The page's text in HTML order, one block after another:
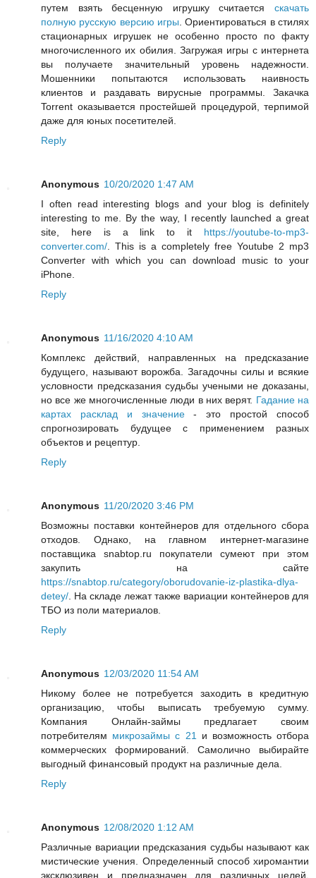
путем взять бесценную игрушку считается скачать
полную русскую версию игры . Ориентироваться в стилях
стационарных игрушек не особенно просто по факту
многочисленного их обилия. Загружая игры с интернета
вы получаете значительный уровень надежности.
Мошенники попытаются использовать наивность
клиентов и раздавать вирусные программы. Закачка
Torrent оказывается простейшей процедурой, терпимой
даже для юных посетителей.
Reply
Anonymous 10/20/2020 1:47 AM
I often read interesting blogs and your blog is definitely
interesting to me. By the way, I recently launched a great
site, here is a link to it https://youtube-to-mp3-
converter.com/ . This is a completely free Youtube 2 mp3
Converter with which you can download music to your
iPhone.
Reply
Anonymous 11/16/2020 4:10 AM
Комплекс действий, направленных на предсказание
будущего, называют ворожба. Загадочны силы и всякие
условности предсказания судьбы учеными не доказаны,
но все же многочисленные люди в них верят. Гадание на
картах расклад и значение- это простой способ
спрогнозировать будущее с применением разных
объектов и рецептур.
Reply
Anonymous 11/20/2020 3:46 PM
Возможны поставки контейнеров для отдельного сбора
отходов. Однако, на главном интернет-магазине
поставщика snabtop.ru покупатели сумеют при этом
закупить на сайте
https://snabtop.ru/category/oborudovanie-iz-plastika-dlya-
detey/ . На складе лежат также вариации контейнеров для
ТБО из поли материалов.
Reply
Anonymous 12/03/2020 11:54 AM
Никому более не потребуется заходить в кредитную
организацию, чтобы выписать требуемую сумму.
Компания Онлайн-займы предлагает своим
потребителям микрозаймы с 21
и возможность отбора
коммерческих формирований. Самолично выбирайте
выгодный финансовый продукт на различные дела.
Reply
Anonymous 12/08/2020 1:12 AM
Различные вариации предсказания судьбы называют как
мистические учения. Определенный способ хиромантии
эксклюзивен и предназначен для различных целей.